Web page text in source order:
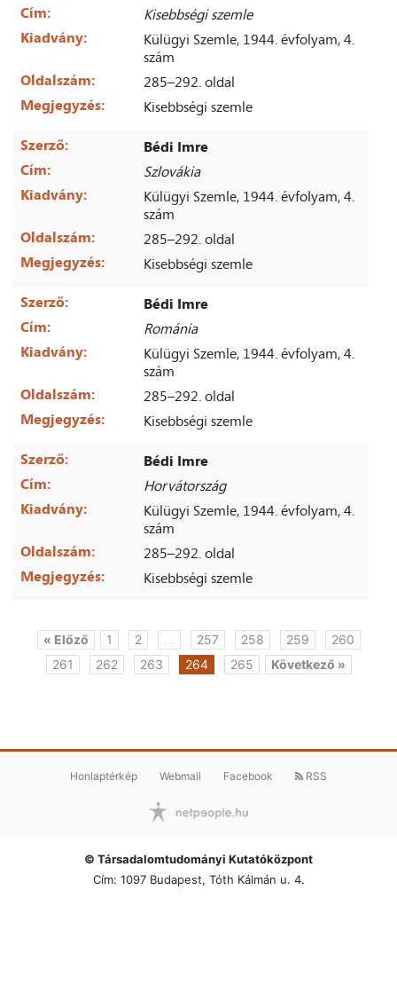
Cím:
Kisebbségi szemle
Kiadvány:
Külügyi Szemle, 1944. évfolyam, 4.
szám
Oldalszám:
285–292. oldal
Megjegyzés:
Kisebbségi szemle
Szerző:
Bédi Imre
Cím:
Szlovákia
Kiadvány:
Külügyi Szemle, 1944. évfolyam, 4.
szám
Oldalszám:
285–292. oldal
Megjegyzés:
Kisebbségi szemle
Szerző:
Bédi Imre
Cím:
Románia
Kiadvány:
Külügyi Szemle, 1944. évfolyam, 4.
szám
Oldalszám:
285–292. oldal
Megjegyzés:
Kisebbségi szemle
Szerző:
Bédi Imre
Cím:
Horvátország
Kiadvány:
Külügyi Szemle, 1944. évfolyam, 4.
szám
Oldalszám:
285–292. oldal
Megjegyzés:
Kisebbségi szemle
« Előző 1 2 257 258 259
260
261
262 263 264 265 Következő »
Honlaptérkép Webmail Facebook RSS
© Társadalomtudományi Kutatóközpont
Cím: 1097 Budapest, Tóth Kálmán u. 4.